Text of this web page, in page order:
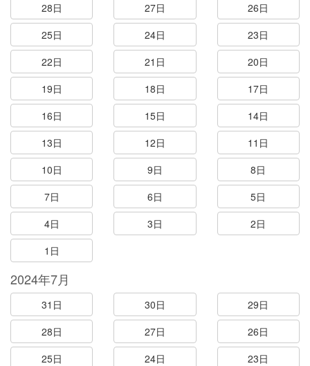
28日
27日
26日
25日
24日
23日
22日
21日
20日
19日
18日
17日
16日
15日
14日
13日
12日
11日
10日
9日
8日
7日
6日
5日
4日
3日
2日
1日
2024年7月
31日 30日
29日
28日
27日
26日
25日
24日
23日